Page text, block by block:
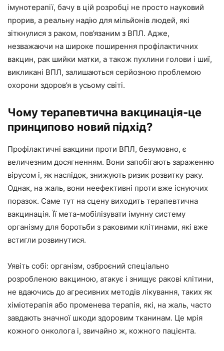
імунотерапії, бачу в цій розробці не просто науковий
прорив, а реальну надію для мільйонів людей, які
зіткнулися з раком, пов’язаним з ВПЛ. Адже,
незважаючи на широке поширення профілактичних
вакцин, рак шийки матки, а також пухлини голови і шиї,
викликані ВПЛ, залишаються серйозною проблемою
охорони здоров’я в усьому світі.
Чому терапевтична вакцинація-це
принципово новий підхід?
Профілактичні вакцини проти ВПЛ, безумовно, є
величезним досягненням. Вони запобігають зараженню
вірусом і, як наслідок, знижують ризик розвитку раку.
Однак, на жаль, вони неефективні проти вже існуючих
поразок. Саме тут на сцену виходить терапевтична
вакцинація. Її мета-мобілізувати імунну систему
організму для боротьби з раковими клітинами, які вже
встигли розвинутися.
Уявіть собі: організм, озброєний спеціально
розробленою вакциною, атакує і знищує ракові клітини,
не вдаючись до агресивних методів лікування, таких як
хіміотерапія або променева терапія, які, на жаль, часто
завдають значної шкоди здоровим тканинам. Це мрія
кожного онколога і, звичайно ж, кожного пацієнта.